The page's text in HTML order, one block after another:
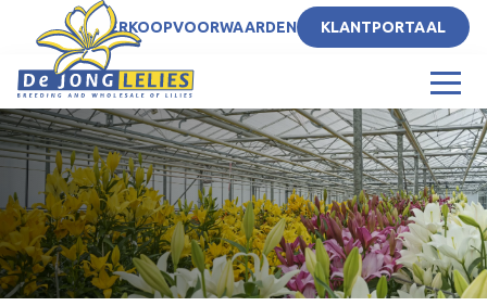
NLVERKOOPVOORWAARDEN KLANTPORTAAL